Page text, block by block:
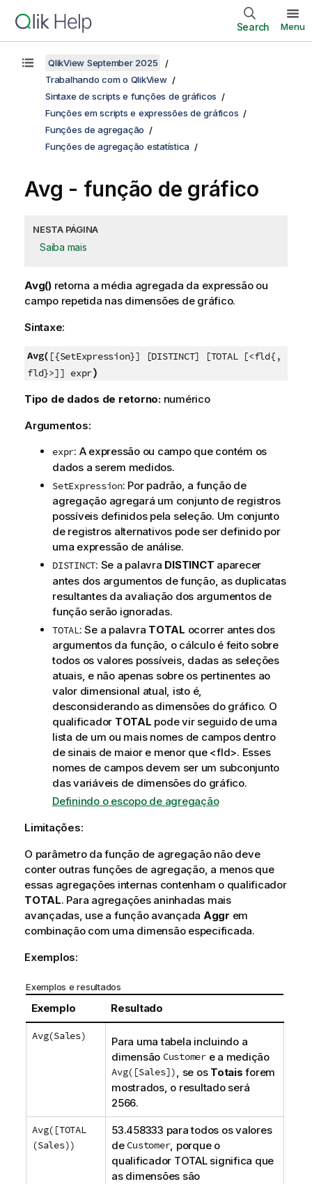
Search Menu
QlikView September 2025
Trabalhando com o QlikView
Sintaxe de scripts e funções de gráficos
Funções em scripts e expressões de gráficos
Funções de agregação
Funções de agregação estatística
Avg - função de gráfico
NESTA PÁGINA
Saiba mais
Avg()retorna a média agregada da expressão ou
campo repetida nas dimensões de gráfico.
Sintaxe:
Avg( [{SetExpression}] [DISTINCT] [TOTAL [<fld{,
fld}>]] expr)
Tipo de dados de retorno: numérico
Argumentos:
expr: A expressão ou campo que contém os
dados a serem medidos.
SetExpression: Por padrão, a função de
agregação agregará um conjunto de registros
possíveis definidos pela seleção. Um conjunto
de registros alternativos pode ser definido por
uma expressão de análise.
DISTINCT: Se a palavra DISTINCT aparecer
antes dos argumentos de função, as duplicatas
resultantes da avaliação dos argumentos de
função serão ignoradas.
TOTAL: Se a palavra TOTAL ocorrer antes dos
argumentos da função, o cálculo é feito sobre
todos os valores possíveis, dadas as seleções
atuais, e não apenas sobre os pertinentes ao
valor dimensional atual, isto é,
desconsiderando as dimensões do gráfico. O
qualificador TOTAL pode vir seguido de uma
lista de um ou mais nomes de campos dentro
de sinais de maior e menor que <fld>. Esses
nomes de campos devem ser um subconjunto
das variáveis de dimensões do gráfico.
Definindo o escopo de agregação
Limitações:
O parâmetro da função de agregação não deve
conter outras funções de agregação, a menos que
essas agregações internas contenham o qualificador
TOTAL. Para agregações aninhadas mais
avançadas, use a função avançada Aggr em
combinação com uma dimensão especificada.
Exemplos:
Exemplos e resultados
Exemplo Resultado
Avg(Sales)
Para uma tabela incluindo a
dimensão Customere a medição
Avg([Sales]), se os Totais forem
mostrados, o resultado será
2566.
Avg([TOTAL
(Sales))
53.458333 para todos os valores
de Customer, porque o
qualificador TOTALsignifica que
as dimensões são